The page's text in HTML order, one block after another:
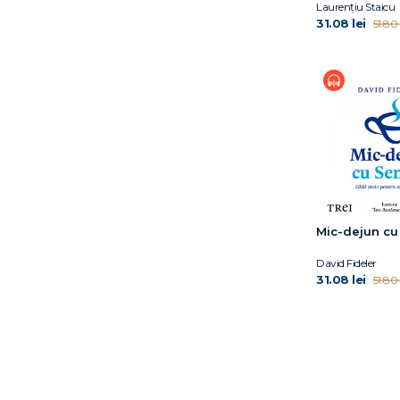
Laurențiu Staicu
31.08 lei 51.80
Mic-dejun cu
David Fideler
31.08 lei 51.80